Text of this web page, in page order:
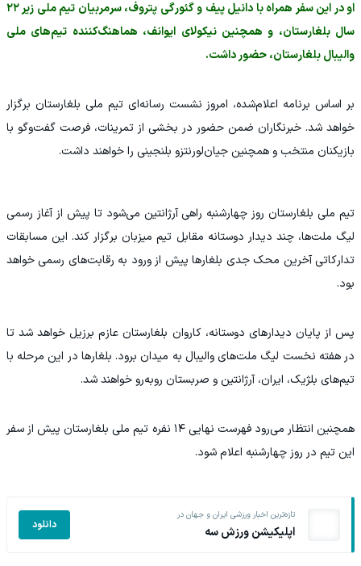
او در این سفر همراه با دانیل پیف و گئورگی پتروف، سرمربیان تیم ملی زیر ۲۲
سال بلغارستان، و همچنین نیکولای ایوانف، هماهنگ‌کننده تیم‌های ملی
والیبال بلغارستان، حضور داشت.
بر اساس برنامه اعلام‌شده، امروز نشست رسانه‌ای تیم ملی بلغارستان برگزار
خواهد شد. خبرنگاران ضمن حضور در بخشی از تمرینات، فرصت گفت‌وگو با
بازیکنان منتخب و همچنین جیان‌لورنتزو بلنجینی را خواهند داشت.
تیم ملی بلغارستان روز چهارشنبه راهی آرژانتین می‌شود تا پیش از آغاز رسمی
لیگ ملت‌ها، چند دیدار دوستانه مقابل تیم میزبان برگزار کند. این مسابقات
تدارکاتی آخرین محک جدی بلغارها پیش از ورود به رقابت‌های رسمی خواهد
بود.
پس از پایان دیدارهای دوستانه، کاروان بلغارستان عازم برزیل خواهد شد تا
در هفته نخست لیگ ملت‌های والیبال به میدان برود. بلغارها در این مرحله با
تیم‌های بلژیک، ایران، آرژانتین و صربستان روبه‌رو خواهند شد.
همچنین انتظار می‌رود فهرست نهایی ۱۴ نفره تیم ملی بلغارستان پیش از سفر
این تیم در روز چهارشنبه اعلام شود.
تازه‌ترین اخبار ورزشی ایران و جهان در
اپلیکیشن ورزش سه دانلود